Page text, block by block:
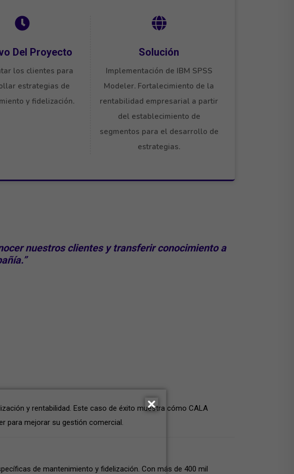
Del Proyecto
los clientes para
estrategias de
y fidelización.
Solución
Implementación de IBM SPSS
Modeler. Fortalecimiento de la
rentabilidad empresarial a partir
del establecimiento de
segmentos para el desarrollo de
estrategias.
nuestros clientesy transferir conocimiento a
y rentabilidad. Este caso de éxito muestra cómo CALA
para mejorar su gestión comercial.
de mantenimiento y fidelización. Con más de 400 mil